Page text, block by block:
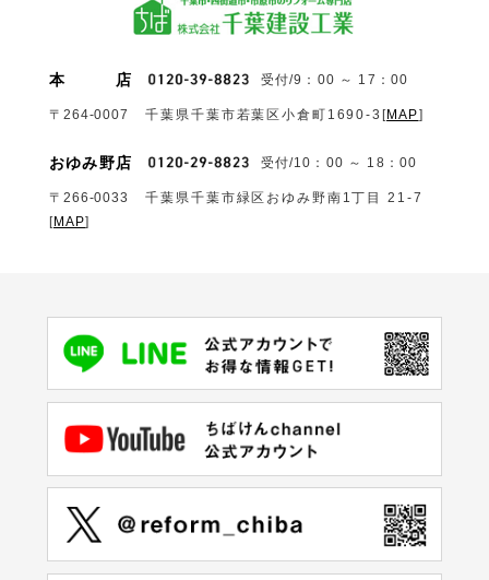
本 店 受付/9：00 ～ 17：00
〒264-0007 千葉県千葉市若葉区小倉町1690‐3 [MAP]
おゆみ野店 受付/10：00 ～ 18：00
〒266-0033
千葉県千葉市緑区おゆみ野南1丁目 21-7
[MAP]